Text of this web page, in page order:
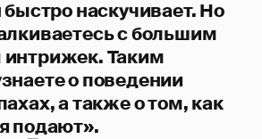
наскучивает. Но
с большим
интрижек. Таким
о поведении
а также о том, как
подают».